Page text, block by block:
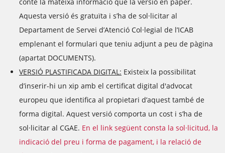
Aquesta versió és gratuïta i s’ha de sol·licitar al
Departament de Servei d’Atenció Col·legial de l’ICAB
emplenant el formulari que teniu adjunt a peu de pàgina
(apartat DOCUMENTS).
VERSIÓ PLASTIFICADA DIGITAL: Existeix la possibilitat
d’inserir-hi un xip amb el certificat digital d'advocat
europeu que identifica al propietari d’aquest també de
forma digital. Aquest versió comporta un cost i s’ha de
sol·licitar al CGAE. En el link següent consta la sol·licitud, la
indicació del preu i forma de pagament, i la relació de